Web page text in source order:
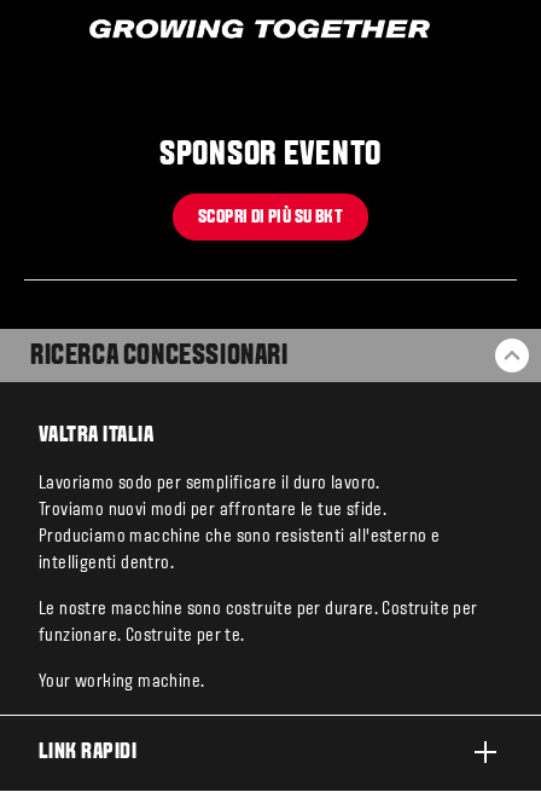
SPONSOR EVENTO
SCOPRI DI PIÙ SU BKT
RICERCA CONCESSIONARI
VALTRA ITALIA
Lavoriamo sodo per semplificare il duro lavoro.
Troviamo nuovi modi per affrontare le tue sfide.
Produciamo macchine che sono resistenti all’esterno e
intelligenti dentro.
Le nostre macchine sono costruite per durare. Costruite per
funzionare. Costruite per te.
Your working machine.
LINK RAPIDI